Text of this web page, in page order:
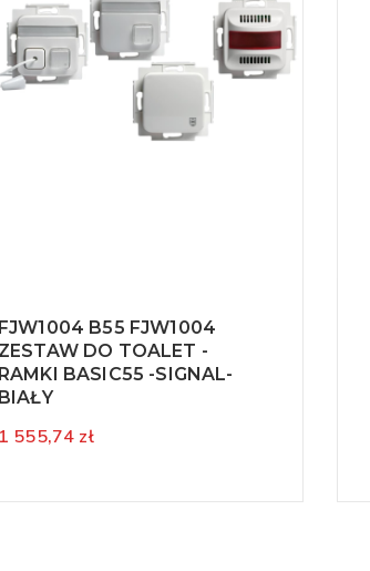
FJW1004 B55 FJW1004
ZESTAW DO TOALET -
RAMKI BASIC55 -SIGNAL-
BIAŁY
1 555,74 zł